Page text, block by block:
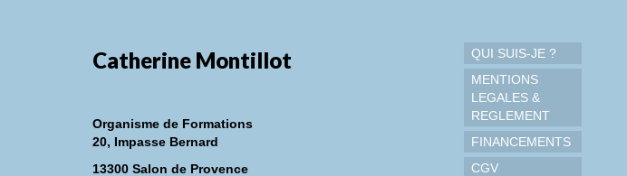
Catherine Montillot
Organisme de Formations
20, Impasse Bernard
13300 Salon de Provence
QUI SUIS-JE ?
MENTIONS
LEGALES &
REGLEMENT
FINANCEMENTS
CGV